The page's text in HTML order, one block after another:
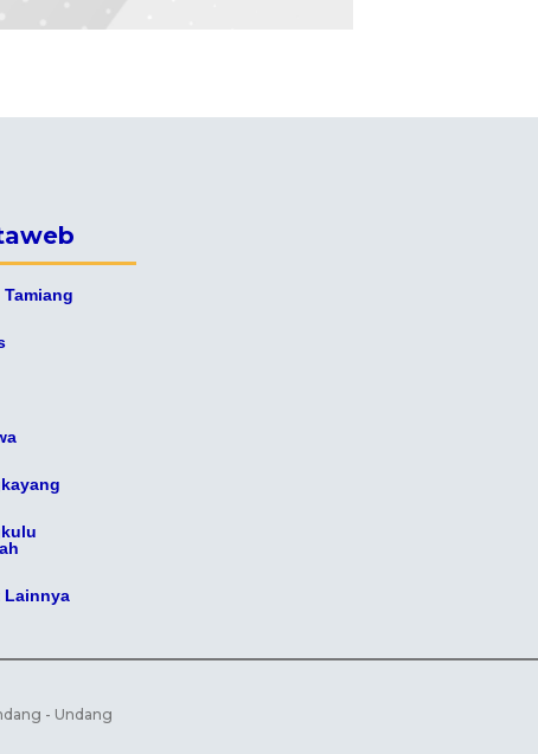
Lainnya
- Undang